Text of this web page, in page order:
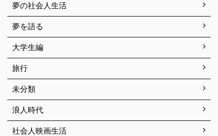
夢の社会人生活
夢を語る
大学生編
旅行
未分類
浪人時代
社会人映画生活